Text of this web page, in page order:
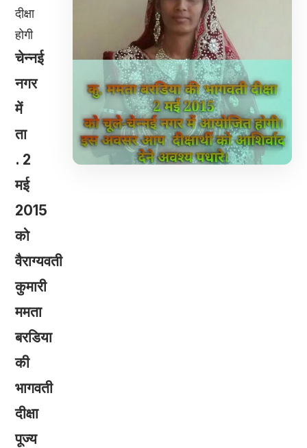
दीक्षा
होगी
चेन्नई
नगर
में
ता
. 2
मई
2015
को
वैराग्यवती
कुमारी
ममता
बरडिया
की
भागवती
दीक्षा
पूज्य